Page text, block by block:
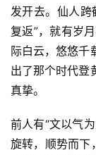
发开去。仙人跨
复返”，就有岁
际白云，悠悠千
出了那个时代登
真挚。
前人有“文以气
旋转，顺势而下